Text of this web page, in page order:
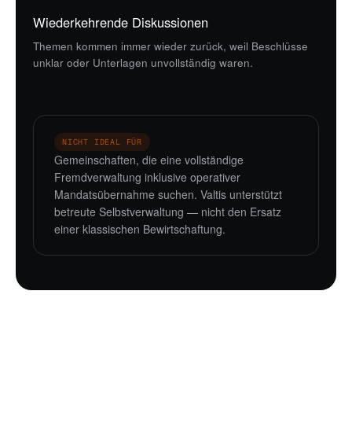
Wiederkehrende Diskussionen
Themen kommen immer wieder zurück, weil Beschlüsse
unklar oder Unterlagen unvollständig waren.
NICHT IDEAL FÜR
Gemeinschaften, die eine vollständige
Fremdverwaltung inklusive operativer
Mandatsübernahme suchen. Valtis unterstützt
betreute Selbstverwaltung — nicht den Ersatz
einer klassischen Bewirtschaftung.